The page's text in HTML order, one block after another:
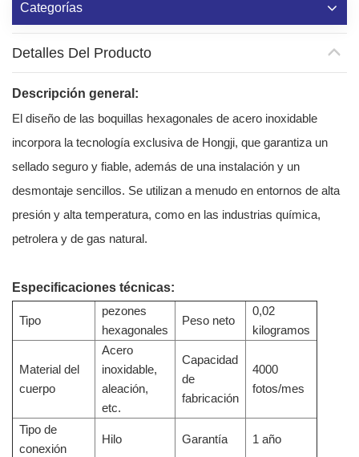
Categorías
Detalles Del Producto
Descripción general:
El diseño de las boquillas hexagonales de acero inoxidable
incorpora la tecnología exclusiva de Hongji, que garantiza un
sellado seguro y fiable, además de una instalación y un
desmontaje sencillos. Se utilizan a menudo en entornos de alta
presión y alta temperatura, como en las industrias química,
petrolera y de gas natural.
Especificaciones técnicas:
Tipo
pezones
hexagonales
Peso neto
0,02
kilogramos
Material del
cuerpo
Acero
inoxidable,
aleación,
etc.
Capacidad
de
fabricación
4000
fotos/mes
Tipo de
conexión
Hilo Garantía 1 año